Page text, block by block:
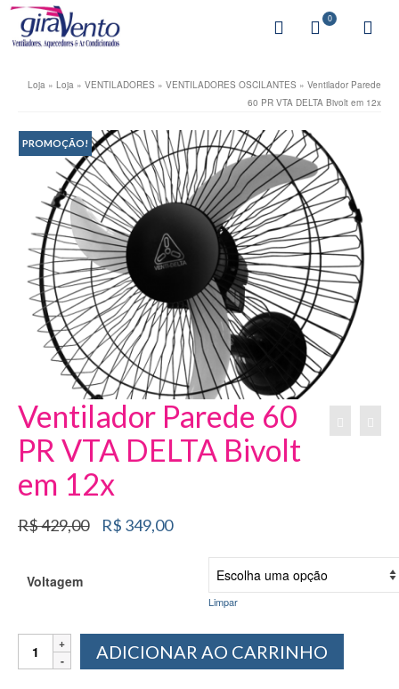
0
Loja » Loja » VENTILADORES » VENTILADORES OSCILANTES » Ventilador Parede
60 PR VTA DELTA Bivolt em 12x
PROMOÇÃO!
Ventilador Parede 60
PR VTA DELTA Bivolt
em 12x
R$429,00
O
R$ 349,00O
atual
R$ 349,00.
Voltagem
Limpar
Ventilador
Parede
ADICIONAR AO CARRINHO